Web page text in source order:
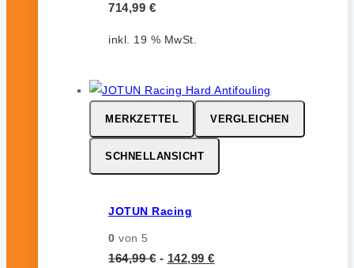
714,99 €
inkl. 19 % MwSt.
MERKZETTEL VERGLEICHEN
SCHNELLANSICHT
JOTUN Racing
0 von 5
164,99€ - 142,99 €